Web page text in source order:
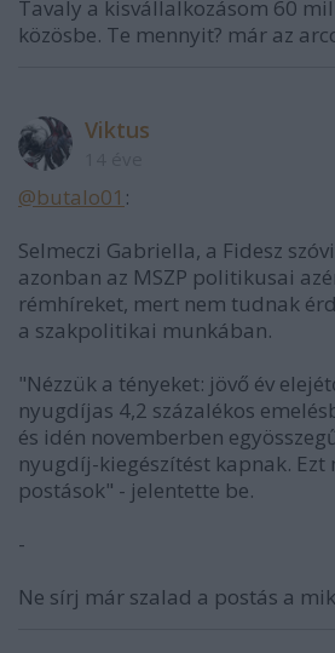
Tavaly a kisvállalkozásom 60
közösbe. Te mennyit? már az
Viktus
@butalo01 :
Selmeczi Gabriella, a Fidesz
azonban az MSZP politikusai
rémhíreket, mert nem tudnak
a szakpolitikai munkában.
"Nézzük a tényeket: jövő év
nyugdíjas 4,2 százalékos
és idén novemberben
nyugdíj-kiegészítést kapnak. Ezt
postások" - jelentette be.
-
Ne sírj már szalad a postás a